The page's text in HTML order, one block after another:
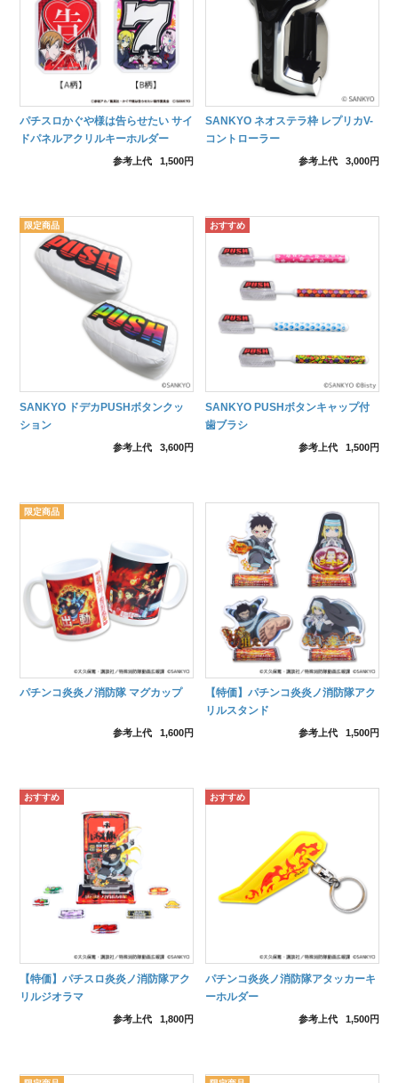
パチスロかぐや様は告らせたい サイ
ドパネルアクリルキーホルダー
参考上代 1,500円
SANKYO ネオステラ枠 レプリカV-
コントローラー
参考上代 3,000円
SANKYO ドデカPUSHボタンクッ
ション
参考上代 3,600円
SANKYO PUSHボタンキャップ付
歯ブラシ
参考上代 1,500円
パチンコ炎炎ノ消防隊 マグカップ
参考上代 1,600円
【特価】パチンコ炎炎ノ消防隊アク
リルスタンド
参考上代 1,500円
【特価】パチスロ炎炎ノ消防隊アク
リルジオラマ
参考上代 1,800円
パチンコ炎炎ノ消防隊アタッカーキ
ーホルダー
参考上代 1,500円